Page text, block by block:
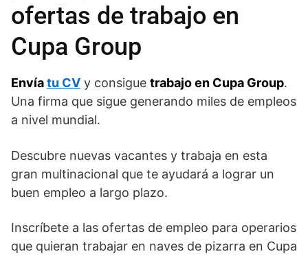
ofertas de trabajo en
Cupa Group
Envíatu CV y consigue trabajo en Cupa Group.
Una firma que sigue generando miles de empleos
a nivel mundial.
Descubre nuevas vacantes y trabaja en esta
gran multinacional que te ayudará a lograr un
buen empleo a largo plazo.
Inscríbete a las ofertas de empleo para operarios
que quieran trabajar en naves de pizarra en Cupa